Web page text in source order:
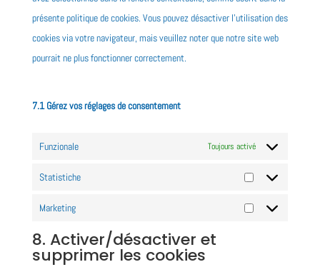
présente politique de cookies. Vous pouvez désactiver l’utilisation des
cookies via votre navigateur, mais veuillez noter que notre site web
pourrait ne plus fonctionner correctement.
7.1 Gérez vos réglages de consentement
Funzionale Toujours activé
Statistiche
Marketing
8. Activer/désactiver et
supprimer les cookies